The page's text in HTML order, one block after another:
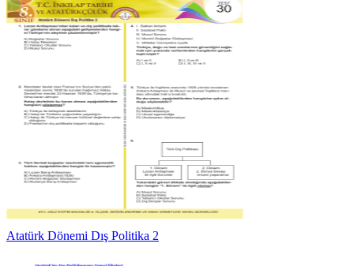
Atatürk Dönemi Dış Politika 2